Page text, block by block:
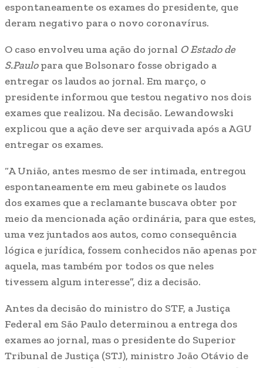
espontaneamente os exames do presidente, que
deram negativo para o novo coronavírus.
O caso envolveu uma ação do jornal O Estado de
S.Paulopara que Bolsonaro fosse obrigado a
entregar os laudos ao jornal. Em março, o
presidente informou que testou negativo nos dois
exames que realizou. Na decisão. Lewandowski
explicou que a ação deve ser arquivada após a AGU
entregar os exames.
“A União, antes mesmo de ser intimada, entregou
espontaneamente em meu gabinete os laudos
dos exames que a reclamante buscava obter por
meio da mencionada ação ordinária, para que estes,
uma vez juntados aos autos, como consequência
lógica e jurídica, fossem conhecidos não apenas por
aquela, mas também por todos os que neles
tivessem algum interesse”, diz a decisão.
Antes da decisão do ministro do STF, a Justiça
Federal em São Paulo determinou a entrega dos
exames ao jornal, mas o presidente do Superior
Tribunal de Justiça (STJ), ministro João Otávio de